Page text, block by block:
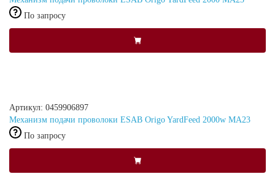
По запросу
Артикул: 0459906897
Механизм подачи проволоки ESAB Origo YardFeed 2000w MA23
По запросу